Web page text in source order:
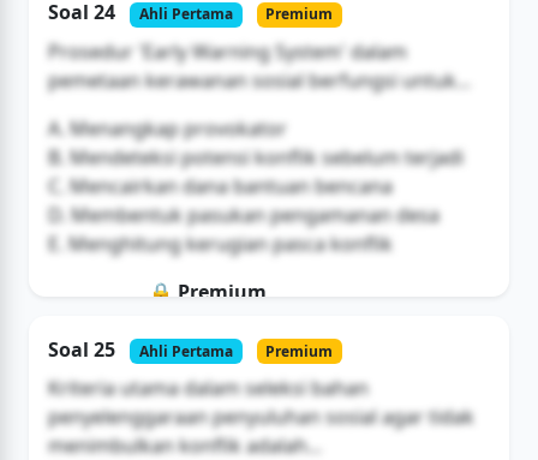
Buka Akses
Soal 24 Ahli Pertama Premium
Prosedur 'Early Warning System' dalam
pemetaan kerawanan sosial berfungsi untuk...
A. Menangkap provokator
B. Mendeteksi potensi konflik sebelum terjadi
C. Mencairkan dana bantuan bencana
D. Membentuk pasukan pengamanan desa
E. Menghitung kerugian pasca konflik
🔒 Premium
Buka Akses
Soal 25 Ahli Pertama Premium
Kriteria utama dalam seleksi bahan
penyelenggaraan penyuluhan sosial agar tidak
menimbulkan konflik adalah...